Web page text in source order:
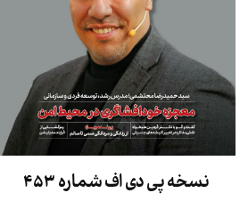
نسخه پي دي اف شماره 453